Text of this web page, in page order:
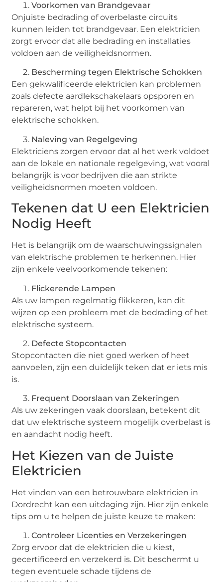
Voorkomen van Brandgevaar
Onjuiste bedrading of overbelaste circuits
kunnen leiden tot brandgevaar. Een elektricien
zorgt ervoor dat alle bedrading en installaties
voldoen aan de veiligheidsnormen.
Bescherming tegen Elektrische Schokken
Een gekwalificeerde elektricien kan problemen
zoals defecte aardlekschakelaars opsporen en
repareren, wat helpt bij het voorkomen van
elektrische schokken.
Naleving van Regelgeving
Elektriciens zorgen ervoor dat al het werk voldoet
aan de lokale en nationale regelgeving, wat vooral
belangrijk is voor bedrijven die aan strikte
veiligheidsnormen moeten voldoen.
Tekenen dat U een Elektricien
Nodig Heeft
Het is belangrijk om de waarschuwingssignalen
van elektrische problemen te herkennen. Hier
zijn enkele veelvoorkomende tekenen:
Flickerende Lampen
Als uw lampen regelmatig flikkeren, kan dit
wijzen op een probleem met de bedrading of het
elektrische systeem.
Defecte Stopcontacten
Stopcontacten die niet goed werken of heet
aanvoelen, zijn een duidelijk teken dat er iets mis
is.
Frequent Doorslaan van Zekeringen
Als uw zekeringen vaak doorslaan, betekent dit
dat uw elektrische systeem mogelijk overbelast is
en aandacht nodig heeft.
Het Kiezen van de Juiste
Elektricien
Het vinden van een betrouwbare elektricien in
Dordrecht kan een uitdaging zijn. Hier zijn enkele
tips om u te helpen de juiste keuze te maken:
Controleer Licenties en Verzekeringen
Zorg ervoor dat de elektricien die u kiest,
gecertificeerd en verzekerd is. Dit beschermt u
tegen eventuele schade tijdens de